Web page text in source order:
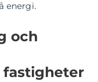
energi.
och
fastigheter